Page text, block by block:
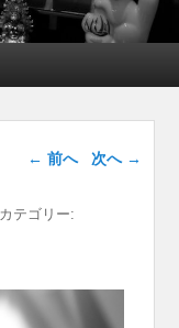
画像ナビゲー
ション
← 前へ 次へ →
カテゴリー: